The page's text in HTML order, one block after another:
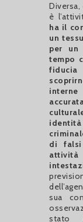
è
ha il
un
per un
tempo
interne
di
sua
stato